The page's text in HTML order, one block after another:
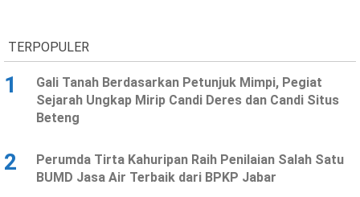
TERPOPULER
1
Gali Tanah Berdasarkan Petunjuk Mimpi, Pegiat
Sejarah Ungkap Mirip Candi Deres dan Candi Situs
Beteng
2
Perumda Tirta Kahuripan Raih Penilaian Salah Satu
BUMD Jasa Air Terbaik dari BPKP Jabar